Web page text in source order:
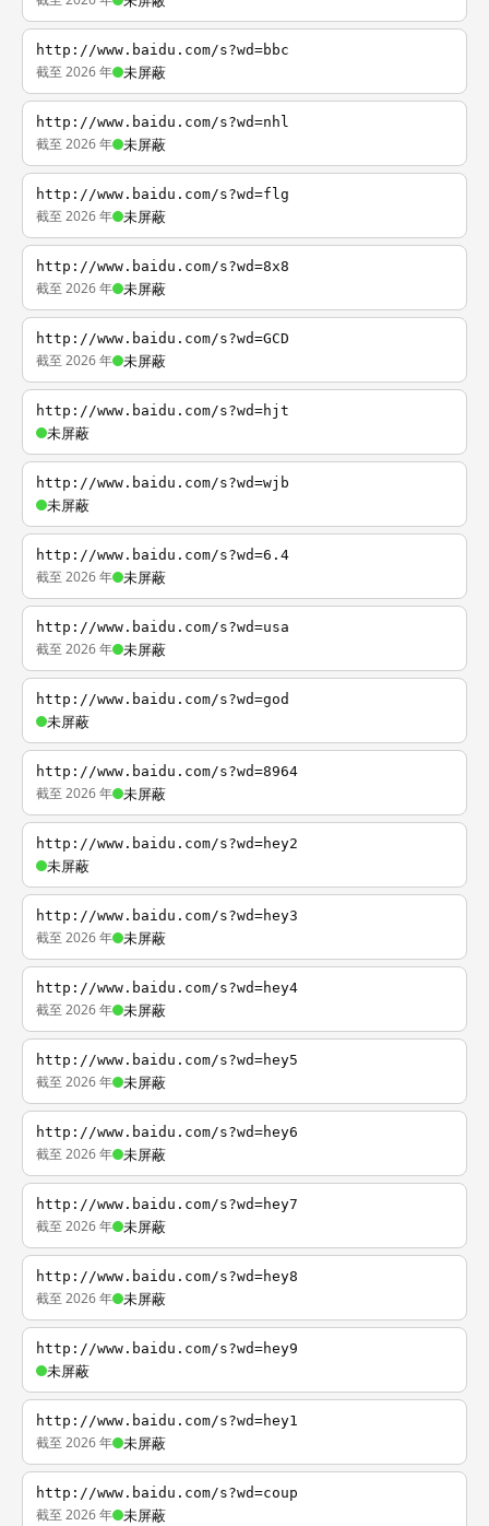
http://www.baidu.com/s?wd=bbc
截至 2026 年 未屏蔽
http://www.baidu.com/s?wd=nhl
截至 2026 年 未屏蔽
http://www.baidu.com/s?wd=flg
截至 2026 年 未屏蔽
http://www.baidu.com/s?wd=8x8
截至 2026 年 未屏蔽
http://www.baidu.com/s?wd=GCD
截至 2026 年 未屏蔽
http://www.baidu.com/s?wd=hjt
未屏蔽
http://www.baidu.com/s?wd=wjb
未屏蔽
http://www.baidu.com/s?wd=6.4
截至 2026 年 未屏蔽
http://www.baidu.com/s?wd=usa
截至 2026 年 未屏蔽
http://www.baidu.com/s?wd=god
未屏蔽
http://www.baidu.com/s?wd=8964
截至 2026 年 未屏蔽
http://www.baidu.com/s?wd=hey2
未屏蔽
http://www.baidu.com/s?wd=hey3
截至 2026 年 未屏蔽
http://www.baidu.com/s?wd=hey4
截至 2026 年 未屏蔽
http://www.baidu.com/s?wd=hey5
截至 2026 年 未屏蔽
http://www.baidu.com/s?wd=hey6
截至 2026 年 未屏蔽
http://www.baidu.com/s?wd=hey7
截至 2026 年 未屏蔽
http://www.baidu.com/s?wd=hey8
截至 2026 年 未屏蔽
http://www.baidu.com/s?wd=hey9
未屏蔽
http://www.baidu.com/s?wd=hey1
截至 2026 年 未屏蔽
http://www.baidu.com/s?wd=coup
截至 2026 年 未屏蔽